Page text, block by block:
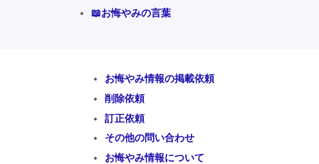
📖お悔やみの言葉
お悔やみ情報の掲載依頼
削除依頼
訂正依頼
その他の問い合わせ
お悔やみ情報について